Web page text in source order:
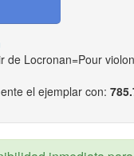
de Locronan=Pour
el ejemplar con: